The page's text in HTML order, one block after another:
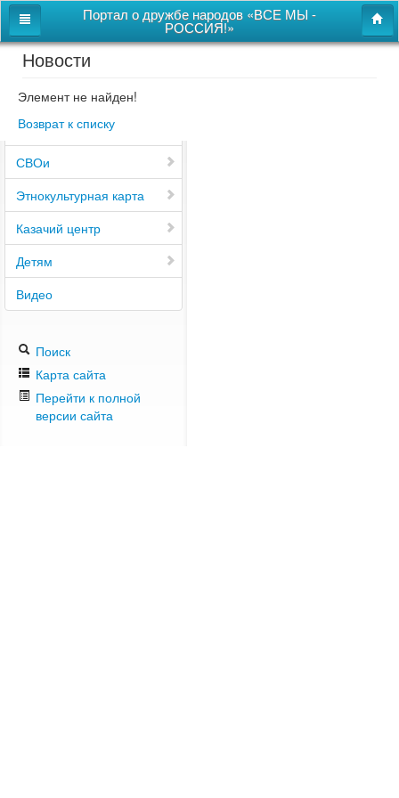
Портал о дружбе народов «ВСЕ МЫ -
РОССИЯ!»
Главная
Дом дружбы народов
Новости
СВОи
Этнокультурная карта
Казачий центр
Детям
Видео
Поиск
Карта сайта
Перейти к полной
версии сайта
Новости
Элемент не найден!
Возврат к списку